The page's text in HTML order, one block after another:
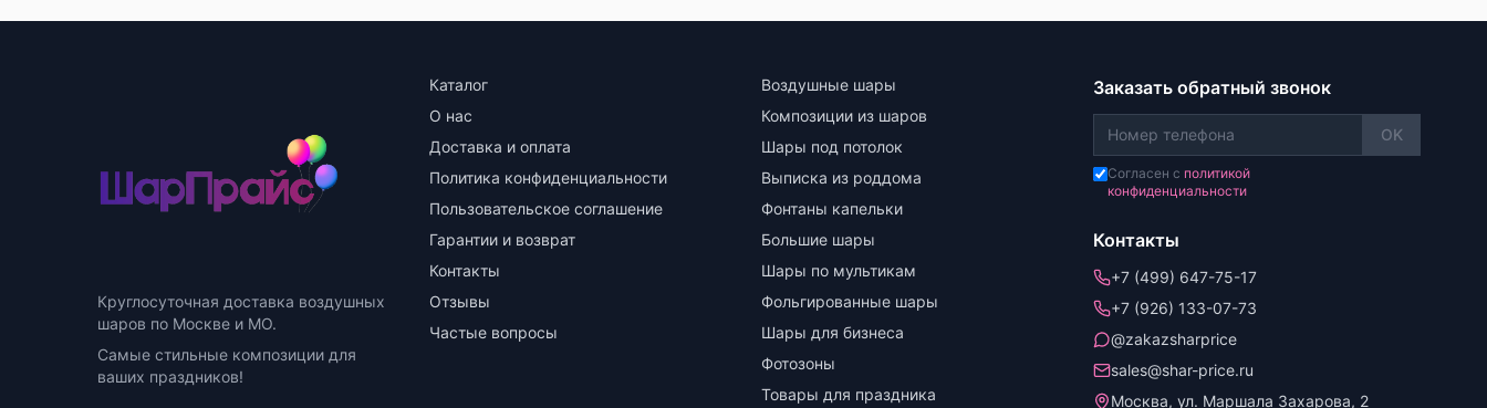
Круглосуточная доставка воздушных
шаров по Москве и МО.
Самые стильные композиции для
ваших праздников!
Каталог
О нас
Доставка и оплата
Политика конфиденциальности
Пользовательское соглашение
Гарантии и возврат
Контакты
Отзывы
Частые вопросы
Воздушные шары
Композиции из шаров
Шары под потолок
Выписка из роддома
Фонтаны капельки
Большие шары
Шары по мультикам
Фольгированные шары
Шары для бизнеса
Фотозоны
Товары для праздника
Заказать обратный звонок
OK
Согласен с политикой
конфиденциальности
Контакты
+7 (499) 647-75-17
+7 (926) 133-07-73
@zakazsharprice
sales@shar-price.ru
Москва, ул. Маршала Захарова, 2